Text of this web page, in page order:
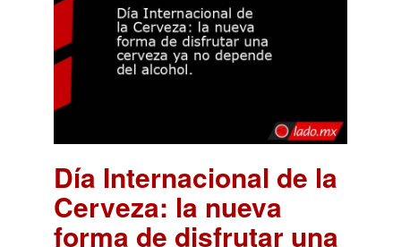
Día Internacional de la
Cerveza: la nueva
forma de disfrutar una